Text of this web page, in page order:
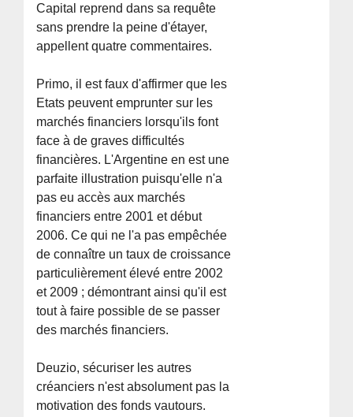
Capital reprend dans sa requête
sans prendre la peine d'étayer,
appellent quatre commentaires.
Primo, il est faux d'affirmer que les
Etats peuvent emprunter sur les
marchés financiers lorsqu'ils font
face à de graves difficultés
financières. L'Argentine en est une
parfaite illustration puisqu'elle n'a
pas eu accès aux marchés
financiers entre 2001 et début
2006. Ce qui ne l'a pas empêchée
de connaître un taux de croissance
particulièrement élevé entre 2002
et 2009 ; démontrant ainsi qu'il est
tout à faire possible de se passer
des marchés financiers.
Deuzio, sécuriser les autres
créanciers n'est absolument pas la
motivation des fonds vautours.